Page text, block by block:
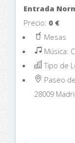
Entrada
Precio: 0 €
Mesas
Música:
Tipo de
Paseo
28009